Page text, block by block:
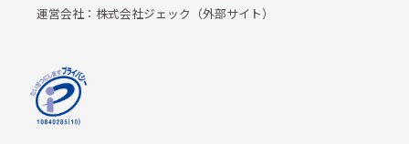
運営会社：株式会社ジェック（外部サイト）